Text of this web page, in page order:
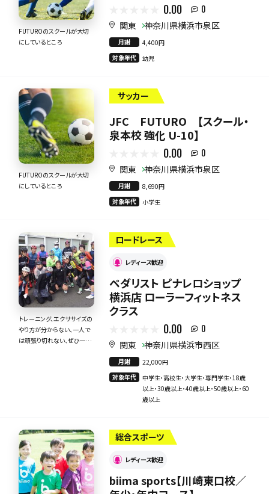
FUTUROのスクールが大切
にしているところ
0.00 0
関東 神奈川県横浜市泉区
月謝
4,400円
対象年代
幼児
FUTUROのスクールが大切
にしているところ
サッカー
JFC FUTURO 【スクール・
泉本校 強化 U-10】
0.00 0
関東 神奈川県横浜市泉区
月謝
8,690円
対象年代
小学生
トレーニング、エクササイズの
やり方が分からない、一人で
は頑張り切れない、ぜひ一緒
ロードレース
レディース歓迎
ペダリスト ピナレロショップ
横浜店 ローラーフィットネス
クラス
0.00 0
関東 神奈川県横浜市西区
月謝
22,000円
対象年代
中学生・高校生・大学生・専門学生・18歳
以上・30歳以上・40歳以上・50歳以上・60
歳以上
総合スポーツ
レディース歓迎
biima sports【川崎東口校／